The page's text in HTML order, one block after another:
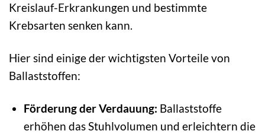
Kreislauf-Erkrankungen und bestimmte
Krebsarten senken kann.
Hier sind einige der wichtigsten Vorteile von
Ballaststoffen:
Förderung der Verdauung: Ballaststoffe
erhöhen das Stuhlvolumen und erleichtern die